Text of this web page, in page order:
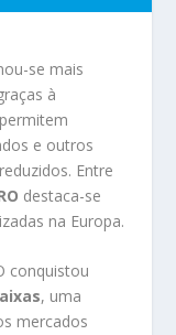
se mais
à
e outros
Entre
destaca-se
na Europa.
conquistou
, uma
mercados